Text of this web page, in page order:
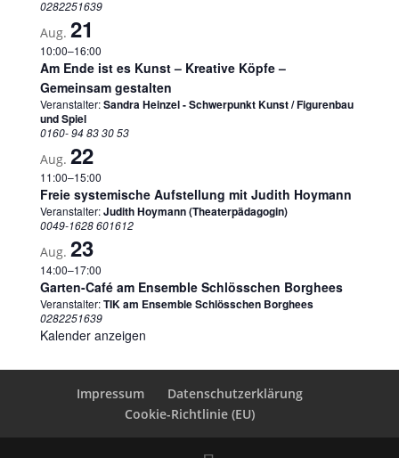
0282251639
Aug. 21
10:00–16:00
Am Ende ist es Kunst – Kreative Köpfe –
Gemeinsam gestalten
Veranstalter:Sandra Heinzel - Schwerpunkt Kunst / Figurenbau
und Spiel
0160- 94 83 30 53
Aug. 22
11:00–15:00
Freie systemische Aufstellung mit Judith Hoymann
Veranstalter:Judith Hoymann (Theaterpädagogin)
0049-1628 601612
Aug. 23
14:00–17:00
Garten-Café am Ensemble Schlösschen Borghees
Veranstalter:TIK am Ensemble Schlösschen Borghees
0282251639
Kalender anzeigen
Impressum
Datenschutzerklärung
Cookie-Richtlinie (EU)